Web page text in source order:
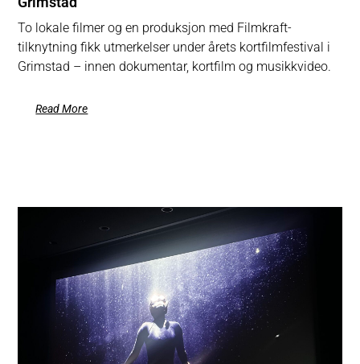
To lokale filmer og en produksjon med Filmkraft-
tilknytning fikk utmerkelser under årets kortfilmfestival i
Grimstad – innen dokumentar, kortfilm og musikkvideo.
Read More